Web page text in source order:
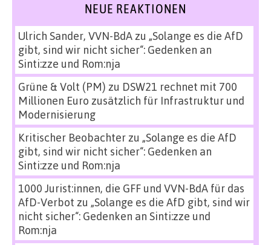
NEUE REAKTIONEN
Ulrich Sander, VVN-BdAzu „Solange es die AfD
gibt, sind wir nicht sicher“: Gedenken an
Sinti:zze und Rom:nja
Grüne & Volt (PM) zu DSW21 rechnet mit 700
Millionen Euro zusätzlich für Infrastruktur und
Modernisierung
Kritischer Beobachterzu „Solange es die AfD
gibt, sind wir nicht sicher“: Gedenken an
Sinti:zze und Rom:nja
1000 Jurist:innen, die GFF und VVN-BdA für das
AfD-Verbot zu „Solange es die AfD gibt, sind wir
nicht sicher“: Gedenken an Sinti:zze und
Rom:nja